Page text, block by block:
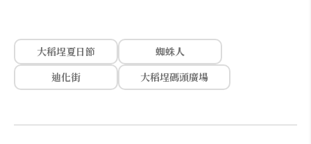
大稻埕夏日節
蜘蛛人
迪化街
大稻埕碼頭廣場